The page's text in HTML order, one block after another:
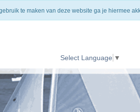
Select Language ▼
CONTACT
te maken van deze website ga je hiermee